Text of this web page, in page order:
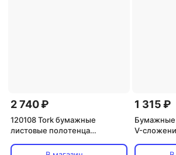
2 740 ₽
120108 Tork бумажные
листовые полотенца
Cистема H3
1 315 ₽
Бумажные
V-